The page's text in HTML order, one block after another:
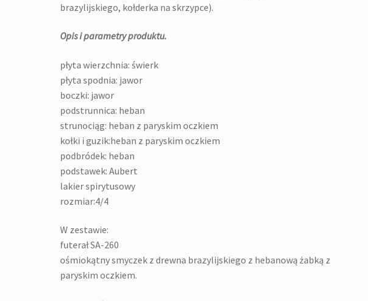
brazylijskiego, kołderka na skrzypce).
Opis i parametry produktu.
płyta wierzchnia: świerk
płyta spodnia: jawor
boczki: jawor
podstrunnica: heban
strunociąg: heban z paryskim oczkiem
kołki i guzik:heban z paryskim oczkiem
podbródek: heban
podstawek: Aubert
lakier spirytusowy
rozmiar:4/4
W zestawie:
futerał SA-260
ośmiokątny smyczek z drewna brazylijskiego z hebanową żabką z
paryskim oczkiem.